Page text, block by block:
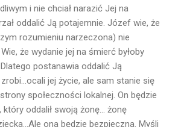
i nie chciał narazić Jej na
oddalić Ją potajemnie. Józef wie, że
rozumieniu narzeczona) nie
że wydanie jej na śmierć byłoby
postanawia oddalić Ją
jej życie, ale sam stanie się
społeczności lokalnej. On będzie
oddalił swoją żonę... żonę
ona będzie bezpieczna. Myśli